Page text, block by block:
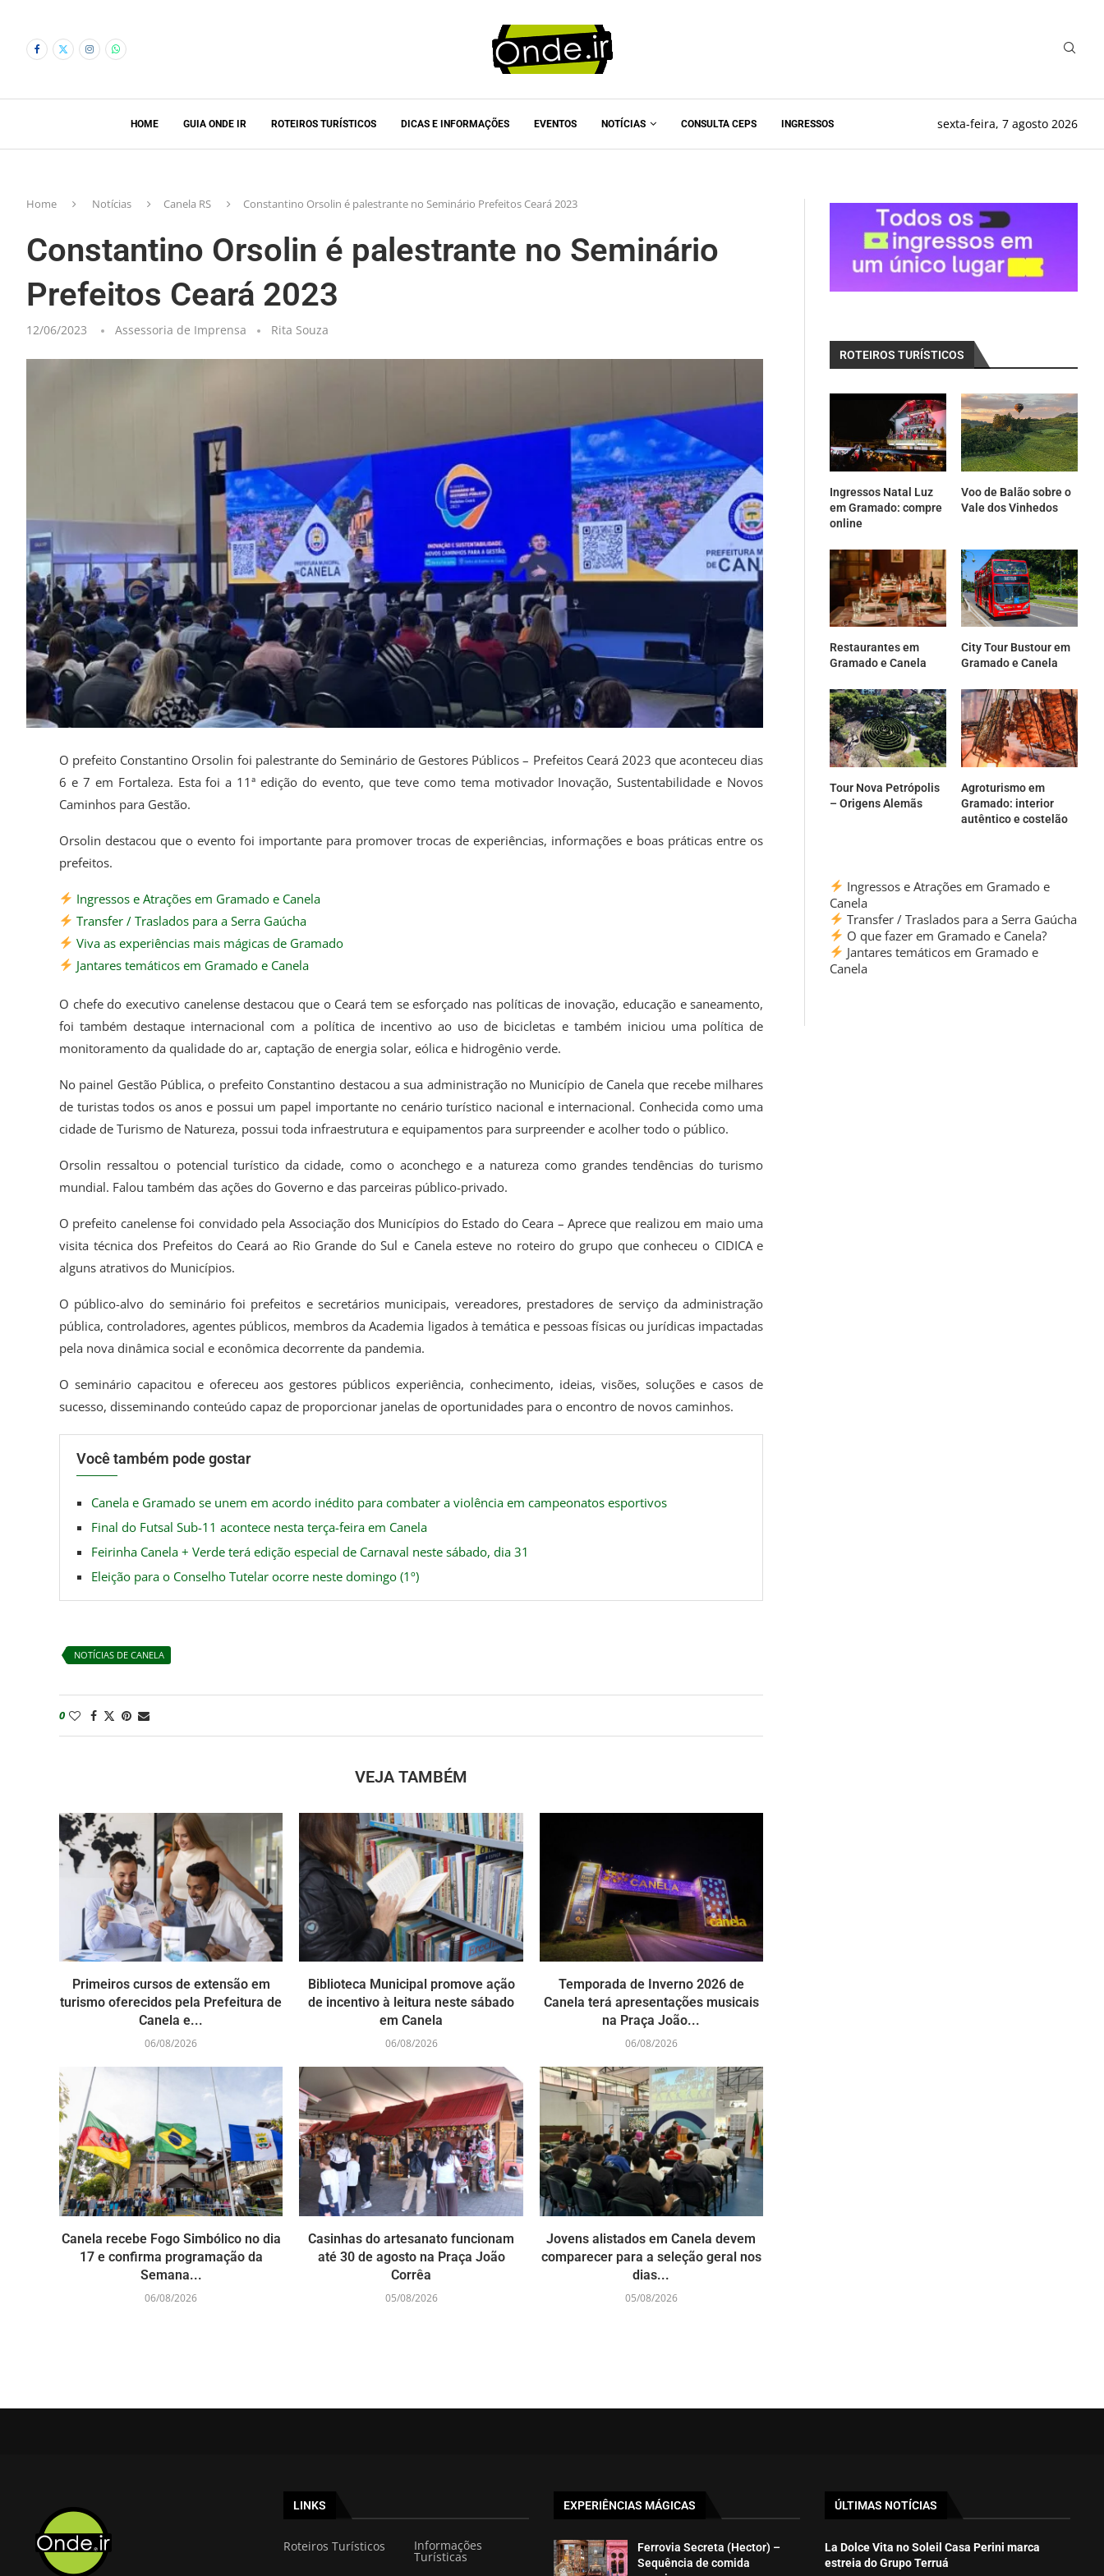
HOME GUIA ONDE IR ROTEIROS TURÍSTICOS DICAS E INFORMAÇÕES EVENTOS NOTÍCIAS CONSULTA CEPS INGRESSOS sexta-feira, 7 agosto 2026
Home Notícias Canela RS Constantino Orsolin é palestrante no Seminário Prefeitos Ceará 2023
Constantino Orsolin é palestrante no Seminário
Prefeitos Ceará 2023
12/06/2023 Assessoria de Imprensa Rita Souza
O prefeito Constantino Orsolin foi palestrante do Seminário de Gestores Públicos – Prefeitos Ceará 2023 que aconteceu dias
6 e 7 em Fortaleza. Esta foi a 11ª edição do evento, que teve como tema motivador Inovação, Sustentabilidade e Novos
Caminhos para Gestão.
Orsolin destacou que o evento foi importante para promover trocas de experiências, informações e boas práticas entre os
prefeitos.
Ingressos e Atrações em Gramado e Canela
Transfer / Traslados para a Serra Gaúcha
Viva as experiências mais mágicas de Gramado
Jantares temáticos em Gramado e Canela
O chefe do executivo canelense destacou que o Ceará tem se esforçado nas políticas de inovação, educação e saneamento,
foi também destaque internacional com a política de incentivo ao uso de bicicletas e também iniciou uma política de
monitoramento da qualidade do ar, captação de energia solar, eólica e hidrogênio verde.
No painel Gestão Pública, o prefeito Constantino destacou a sua administração no Município de Canela que recebe milhares
de turistas todos os anos e possui um papel importante no cenário turístico nacional e internacional. Conhecida como uma
cidade de Turismo de Natureza, possui toda infraestrutura e equipamentos para surpreender e acolher todo o público.
Orsolin ressaltou o potencial turístico da cidade, como o aconchego e a natureza como grandes tendências do turismo
mundial. Falou também das ações do Governo e das parceiras público-privado.
O prefeito canelense foi convidado pela Associação dos Municípios do Estado do Ceara – Aprece que realizou em maio uma
visita técnica dos Prefeitos do Ceará ao Rio Grande do Sul e Canela esteve no roteiro do grupo que conheceu o CIDICA e
alguns atrativos do Municípios.
O público-alvo do seminário foi prefeitos e secretários municipais, vereadores, prestadores de serviço da administração
pública, controladores, agentes públicos, membros da Academia ligados à temática e pessoas físicas ou jurídicas impactadas
pela nova dinâmica social e econômica decorrente da pandemia.
O seminário capacitou e ofereceu aos gestores públicos experiência, conhecimento, ideias, visões, soluções e casos de
sucesso, disseminando conteúdo capaz de proporcionar janelas de oportunidades para o encontro de novos caminhos.
Você também pode gostar
Canela e Gramado se unem em acordo inédito para combater a violência em campeonatos esportivos
Final do Futsal Sub-11 acontece nesta terça-feira em Canela
Feirinha Canela + Verde terá edição especial de Carnaval neste sábado, dia 31
Eleição para o Conselho Tutelar ocorre neste domingo (1º)
NOTÍCIAS DE CANELA
0
VEJA TAMBÉM
Primeiros cursos de extensão em
turismo oferecidos pela Prefeitura de
Canela e...
06/08/2026
Biblioteca Municipal promove ação
de incentivo à leitura neste sábado
em Canela
06/08/2026
Temporada de Inverno 2026 de
Canela terá apresentações musicais
na Praça João...
06/08/2026
Canela recebe Fogo Simbólico no dia
17 e confirma programação da
Semana...
06/08/2026
Casinhas do artesanato funcionam
até 30 de agosto na Praça João
Corrêa
05/08/2026
Jovens alistados em Canela devem
comparecer para a seleção geral nos
dias...
05/08/2026
ROTEIROS TURÍSTICOS
Ingressos Natal Luz
em Gramado: compre
online
Voo de Balão sobre o
Vale dos Vinhedos
Restaurantes em
Gramado e Canela
City Tour Bustour em
Gramado e Canela
Tour Nova Petrópolis
– Origens Alemãs
Agroturismo em
Gramado: interior
autêntico e costelão
Ingressos e Atrações em Gramado e
Canela
Transfer / Traslados para a Serra Gaúcha
O que fazer em Gramado e Canela?
Jantares temáticos em Gramado e
Canela
LINKS
Roteiros Turísticos Informações
Turísticas
EXPERIÊNCIAS MÁGICAS
Ferrovia Secreta (Hector) –
Sequência de comida
ÚLTIMAS NOTÍCIAS
La Dolce Vita no Soleil Casa Perini marca
estreia do Grupo Terruá